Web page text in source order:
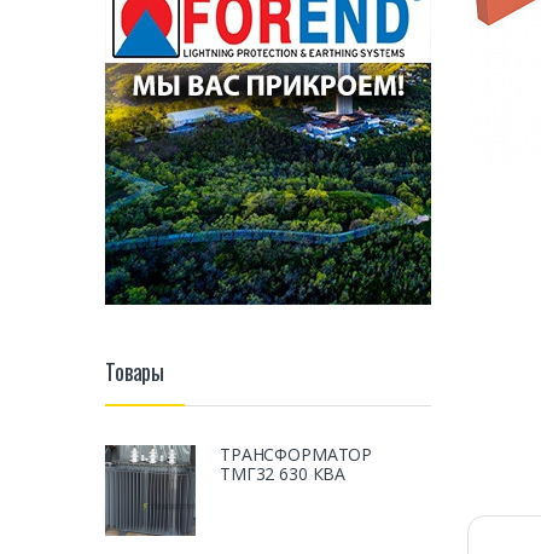
Товары
ТРАНСФОРМАТОР
ТМГ32 630 КВА